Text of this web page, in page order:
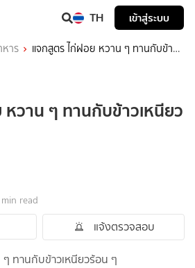
TH เข้าสู่ระบบ
หาร
แจกสูตร ไก่ฝอย หวาน ๆ ทานกับข้าว
วาน ๆ ทานกับข้าวเหนียว
read
แจ้งตรวจสอบ